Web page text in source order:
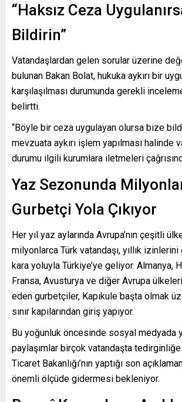
“Haksız Ceza
Bildirin”
Vatandaşlardan gelen sorular üzerine
bulunan Bakan Bolat, hukuka aykırı bir
karşılaşılması durumunda gerekli
belirtti.
“Böyle bir ceza uygulayan olursa bize
mevzuata aykırı işlem yapılması halinde
durumu ilgili kurumlara iletmeleri
Yaz Sezonunda
Gurbetçi Yola Çıkıyor
Her yıl yaz aylarında Avrupa’nın çeşitli
milyonlarca Türk vatandaşı, yıllık
kara yoluyla Türkiye’ye geliyor. Almanya,
Fransa, Avusturya ve diğer Avrupa
eden gurbetçiler, Kapıkule başta olmak
sınır kapılarından giriş yapıyor.
Bu yoğunluk öncesinde sosyal medyada
paylaşımlar birçok vatandaşta
Ticaret Bakanlığı’nın yaptığı son
önemli ölçüde gidermesi bekleniyor.